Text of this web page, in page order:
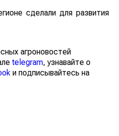
сделали для развития
агроновостей
telegram, узнавайте о
и подписывайтесь на